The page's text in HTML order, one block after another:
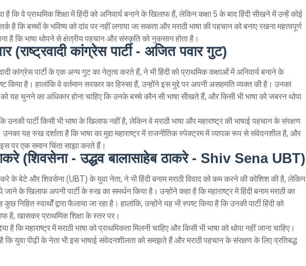
है कि वे प्राथमिक शिक्षा में हिंदी को अनिवार्य बनाने के खिलाफ हैं, लेकिन कक्षा 5 के बाद हिंदी सीखने में उन्हें कोई
है कि बच्चों के भविष्य को दांव पर नहीं लगाया जा सकता और मराठी भाषा की पहचान को बनाए रखना महत्वपूर्ण
है कि भाषा थोपने से क्षेत्रीय पहचान और संस्कृति को नुकसान होता है।
(राष्ट्रवादी कांग्रेस पार्टी - अजित पवार गुट)
कांग्रेस पार्टी के एक अन्य गुट का नेतृत्व करते हैं, ने भी हिंदी को प्राथमिक कक्षाओं में अनिवार्य बनाने के
है। हालांकि वे वर्तमान सरकार का हिस्सा हैं, उन्होंने इस मुद्दे पर अपनी असहमति व्यक्त की है। उनका
को यह चुनने का अधिकार होना चाहिए कि उनके बच्चे कौन सी भाषा सीखते हैं, और किसी भी भाषा को जबरन थोपा
उनकी पार्टी किसी भी भाषा के खिलाफ नहीं है, लेकिन वे मराठी भाषा और महाराष्ट्र की भाषाई पहचान के संरक्षण
यह रुख दर्शाता है कि भाषा का मुद्दा महाराष्ट्र में राजनीतिक स्पेक्ट्रम में व्यापक रूप से संवेदनशील है, और
इस पर एक समान चिंता साझा करते हैं।
(शिवसेना - उद्धव बालासाहेब ठाकरे - Shiv Sena UBT)
के बेटे और शिवसेना (UBT) के युवा नेता, ने भी हिंदी बनाम मराठी विवाद को कम करने की कोशिश की है, लेकिन
जाने के खिलाफ अपनी पार्टी के रुख का समर्थन किया है। उन्होंने कहा है कि महाराष्ट्र में हिंदी बनाम मराठी का
निहित स्वार्थों द्वारा फैलाया जा रहा है। हालांकि, उन्होंने यह भी स्पष्ट किया है कि उनकी पार्टी हिंदी को
है, खासकर प्राथमिक शिक्षा के स्तर पर।
है कि महाराष्ट्र में मराठी भाषा को प्राथमिकता मिलनी चाहिए और किसी भी भाषा को थोपा नहीं जाना चाहिए।
कि युवा पीढ़ी के नेता भी इस भाषाई संवेदनशीलता को समझते हैं और मराठी पहचान के संरक्षण के लिए प्रतिबद्ध